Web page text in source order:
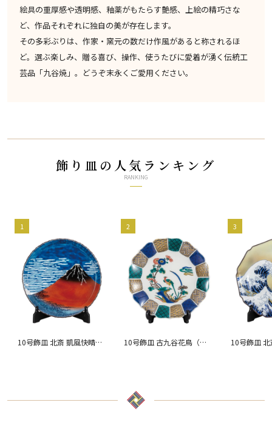
絵具の重厚感や透明感、釉薬がもたらす艶感、上絵の精巧さな
ど、作品それぞれに独自の美が存在します。
その多彩ぶりは、作家・窯元の数だけ作風があると称されるほ
ど。選ぶ楽しみ、贈る喜び、操作、使うたびに愛着が湧く伝統工
芸品「九谷焼」。どうぞ末永くご愛用ください。
飾り皿の人気ランキング
RANKING
1
10号飾皿 北斎 凱風快晴
2
10号飾皿 古九谷花鳥（皿
3
10号飾皿